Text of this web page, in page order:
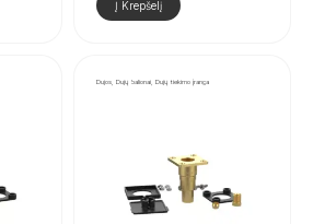
Į Krepšelį
Dujos, Dujų balionai, Dujų tiekimo įranga